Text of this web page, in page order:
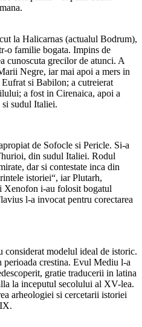
la Halicarnas (actualul Bodrum),
o familie bogata. Impins de
cunoscuta grecilor de atunci. A
Negre, iar mai apoi a mers in
si Babilon; a cutreierat
a fost in Cirenaica, apoi a
sudul Italiei.
de Sofocle si Pericle. Si-a
din sudul Italiei. Rodul
dar si contestate inca din
istoriei“, iar Plutarh,
Xenofon i-au folosit bogatul
l-a invocat pentru corectarea
modelul ideal de istoric.
perioada crestina. Evul Mediu l-a
gratie traducerii in latina
la inceputul secolului al XV-lea.
arheologiei si cercetarii istoriei